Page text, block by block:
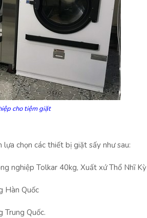
cho tiệm giặt
chọn các thiết bị giặt sấy như sau:
nghiệp Tolkar 40kg, Xuất xứ Thổ Nhĩ Kỳ
Hàn Quốc
Trung Quốc.